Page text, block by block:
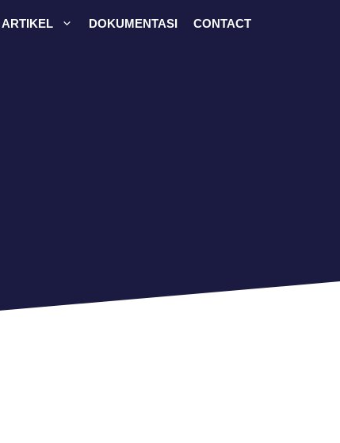
ARTIKEL DOKUMENTASI CONTACT